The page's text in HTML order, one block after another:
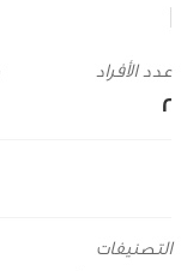
2
التصنيفات